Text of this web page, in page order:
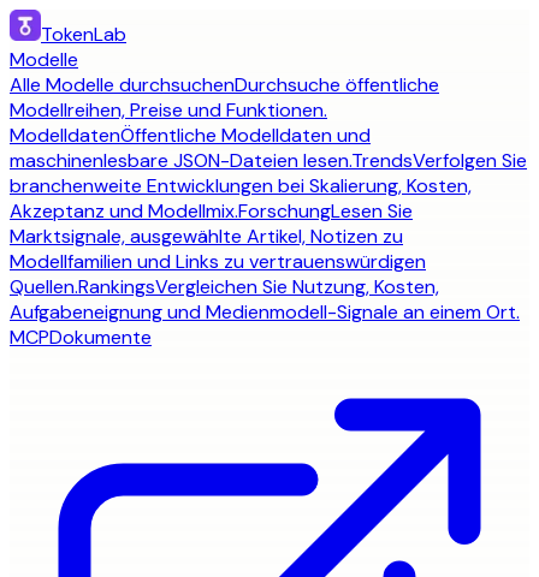
TokenLab
Modelle
Alle Modelle durchsuchenDurchsuche öffentliche
Modellreihen, Preise und Funktionen.
ModelldatenÖffentliche Modelldaten und
maschinenlesbare JSON-Dateien lesen.TrendsVerfolgen Sie
branchenweite Entwicklungen bei Skalierung, Kosten,
Akzeptanz und Modellmix.ForschungLesen Sie
Marktsignale, ausgewählte Artikel, Notizen zu
Modellfamilien und Links zu vertrauenswürdigen
Quellen.RankingsVergleichen Sie Nutzung, Kosten,
Aufgabeneignung und Medienmodell-Signale an einem Ort.
MCPDokumente